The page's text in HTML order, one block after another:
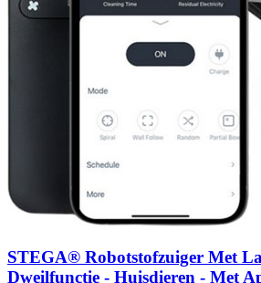
STEGA® Robotstofzuiger Met
Dweilfunctie - Huisdieren - Met